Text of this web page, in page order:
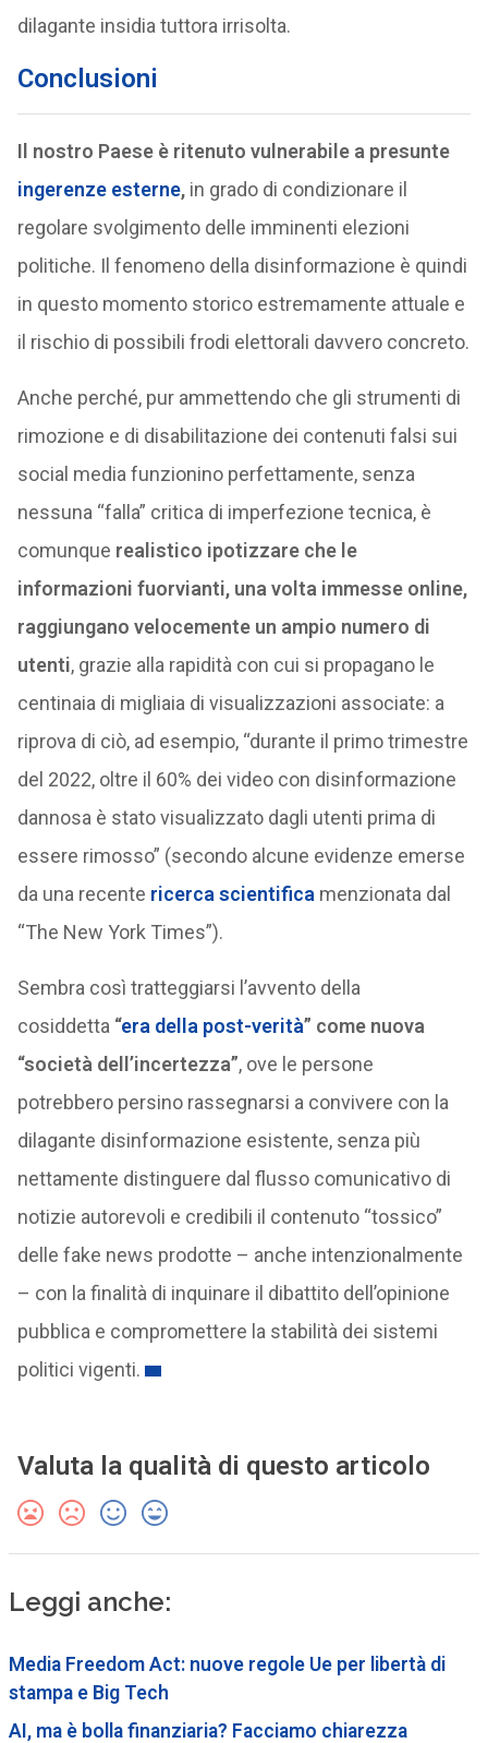
dilagante insidia tuttora irrisolta.
Conclusioni
Il nostro Paese è ritenuto vulnerabile a presunte
ingerenze esterne,in grado di condizionare il
regolare svolgimento delle imminenti elezioni
politiche. Il fenomeno della disinformazione è quindi
in questo momento storico estremamente attuale e
il rischio di possibili frodi elettorali davvero concreto.
Anche perché, pur ammettendo che gli strumenti di
rimozione e di disabilitazione dei contenuti falsi sui
social media funzionino perfettamente, senza
nessuna “falla” critica di imperfezione tecnica, è
comunque realistico ipotizzare che le
informazioni fuorvianti, una volta immesse online,
raggiungano velocemente un ampio numero di
utenti, grazie alla rapidità con cui si propagano le
centinaia di migliaia di visualizzazioni associate: a
riprova di ciò, ad esempio, “durante il primo trimestre
del 2022, oltre il 60% dei video con disinformazione
dannosa è stato visualizzato dagli utenti prima di
essere rimosso” (secondo alcune evidenze emerse
da una recente ricerca scientifica menzionata dal
“The New York Times”).
Sembra così tratteggiarsi l’avvento della
cosiddetta “era della post-verità” come nuova
“società dell’incertezza”, ove le persone
potrebbero persino rassegnarsi a convivere con la
dilagante disinformazione esistente, senza più
nettamente distinguere dal flusso comunicativo di
notizie autorevoli e credibili il contenuto “tossico”
delle fake news prodotte – anche intenzionalmente
– con la finalità di inquinare il dibattito dell’opinione
pubblica e compromettere la stabilità dei sistemi
politici vigenti.
Valuta la qualità di questo articolo
Leggi anche:
Media Freedom Act: nuove regole Ue per libertà di
stampa e Big Tech
AI, ma è bolla finanziaria? Facciamo chiarezza